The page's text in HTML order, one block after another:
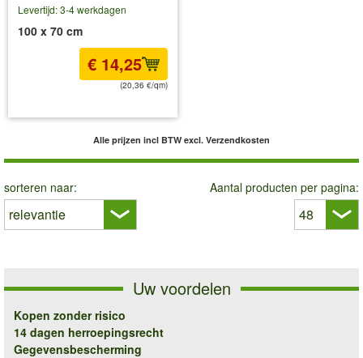
Levertijd: 3-4 werkdagen
100 x 70 cm
€ 14,25
(20,36 €/qm)
Alle prijzen incl BTW excl. Verzendkosten
sorteren naar: Aantal producten per pagina:
Uw voordelen
Kopen zonder risico
14 dagen herroepingsrecht
Gegevensbescherming